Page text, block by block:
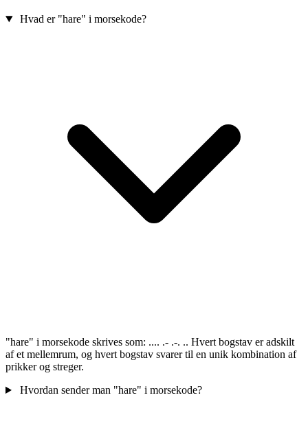
Hvad er "hare" i morsekode?
"hare" i morsekode skrives som: .... .- .-. .. Hvert bogstav er adskilt
af et mellemrum, og hvert bogstav svarer til en unik kombination af
prikker og streger.
Hvordan sender man "hare" i morsekode?